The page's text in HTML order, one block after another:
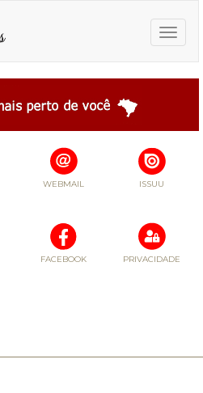
Toggle
WEBMAIL ISSUU
FACEBOOK PRIVACIDADE